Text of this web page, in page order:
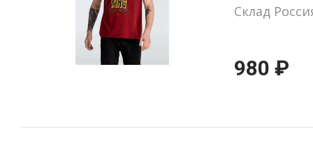
Склад
980 ₽